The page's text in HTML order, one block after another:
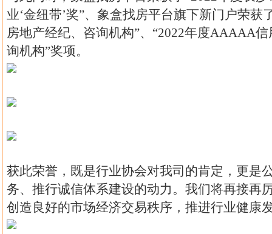
业‘金纽带’奖”、象盒找房平台旗下新门户荣获
房地产经纪、咨询机构”、“2022年度AAAAA
询机构”奖项。
获此荣誉，既是行业协会对我司的肯定，更是
务、推行诚信体系建设的动力。我们将再接再
创造良好的市场经济交易秩序，推进行业健康